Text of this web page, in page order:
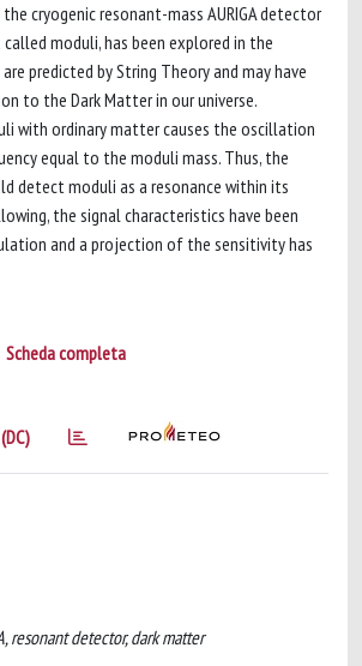
cryogenic resonant-mass AURIGA detector
moduli, has been explored in the
predicted by String Theory and may have
to the Dark Matter in our universe.
with ordinary matter causes the oscillation
equal to the moduli mass. Thus, the
detect moduli as a resonance within its
the signal characteristics have been
and a projection of the sensitivity has
Scheda completa
resonant detector, dark matter